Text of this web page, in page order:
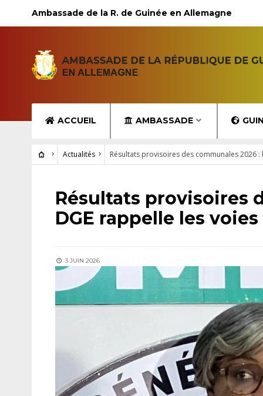
Ambassade de la R. de Guinée en Allemagne
ACCUEIL AMBASSADE
Actualités Résultats provisoires des communales 2026
ACTUALITÉS
Résultats provisoires
DGE rappelle les
3 JUIN 2026